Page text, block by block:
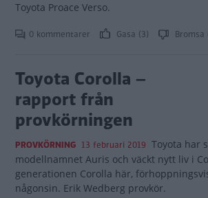
Toyota Proace Verso.
0 kommentarer Gasa (3) Bromsa
Toyota Corolla –
rapport från
provkörningen
PROVKÖRNING 13 februari 2019 Toyota har
modellnamnet Auris och väckt nytt liv i
generationen Corolla här,
någonsin. Erik Wedberg provkör.